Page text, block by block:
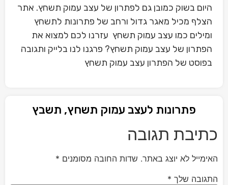
היום בשוק כמובן גם לפתרון של עצב עמוק תשחץ. אתר
הצלף מכיל מאגר גדול ורחב של פתרונות לתשחץ
ומילים כמו עצב עמוק תשחץ עזרנו לכם למצוא את
הפתרון של עצב עמוק תשחץ? פרגנו לנו בלייק ותגובה
בפוסט של הפתרון עצב עמוק תשחץ
פתרונות לעצב עמוק תשחץ, תשבץ
כתיבת תגובה
האימייל לא יוצג באתר. שדות החובה מסומנים *
התגובה שלך *